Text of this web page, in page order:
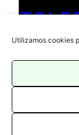
Utilizamos cookies